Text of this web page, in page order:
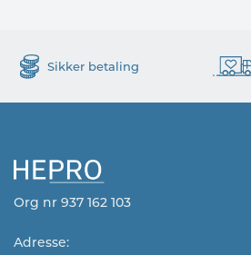
Sikker betaling
Org nr 937 162 103
Adresse: